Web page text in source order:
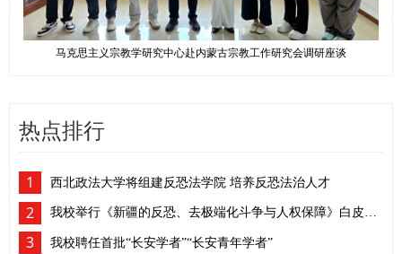
马克思主义宗教学研究中心赴内蒙古宗教工作研究会调研座谈
热点排行
1 西北政法大学将组建反恐法学院 培养反恐法治人才
2 我校举行《新疆的反恐、去极端化斗争与人权保障》白皮书学习座谈会
3 我校聘任首批“长安学者”“长安青年学者”